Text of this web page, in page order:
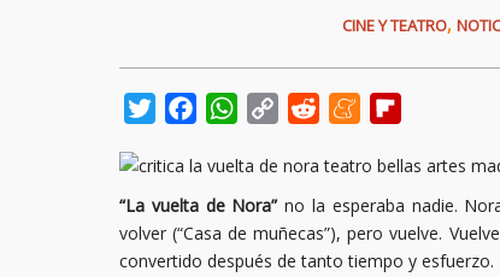
CINE Y TEATRO,
TwitterFacebookWhatsApp
Copy
Reddit Meneame
“La vuelta de Nora”no la esperaba nadie.
volver (“Casa de muñecas”), pero vuelve.
convertido después de tanto tiempo y esfuerzo.